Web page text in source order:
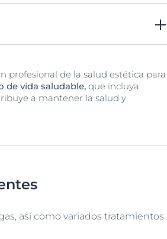
profesional de la salud estética para
de vida saludable, que incluya
a mantener la salud y
así como variados tratamientos